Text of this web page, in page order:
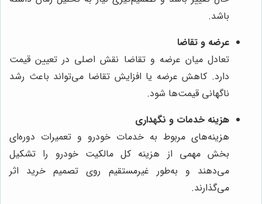
باشد.
عرضه و تقاضا
تعادل میان عرضه و تقاضا نقش اصلی در تعیین قیمت
دارد. کاهش عرضه یا افزایش تقاضا می‌تواند باعث رشد
ناگهانی قیمت‌ها شود.
هزینه خدمات و نگهداری
هزینه‌های مربوط به خدمات خودرو و تعمیرات دوره‌ای
بخش مهمی از هزینه کل مالکیت خودرو را تشکیل
می‌دهند و به‌طور غیرمستقیم روی تصمیم خرید اثر
می‌گذارند.